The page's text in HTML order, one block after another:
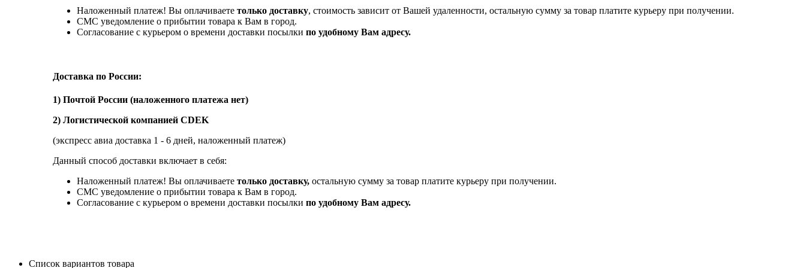
Наложенный платеж! Вы оплачиваете только доставку, стоимость зависит от Вашей удаленности, остальную сумму за товар платите курьеру при получении.
СМС уведомление о прибытии товара к Вам в город.
Согласование с курьером о времени доставки посылки по удобному Вам адресу.
Доставка по России:
1) Почтой России (наложенного платежа нет)
2) Логистической компанией CDEK
(экспресс авиа доставка 1 - 6 дней, наложенный платеж)
Данный способ доставки включает в себя:
Наложенный платеж! Вы оплачиваете только доставку, остальную сумму за товар платите курьеру при получении.
СМС уведомление о прибытии товара к Вам в город.
Согласование с курьером о времени доставки посылки по удобному Вам адресу.
Список вариантов товара